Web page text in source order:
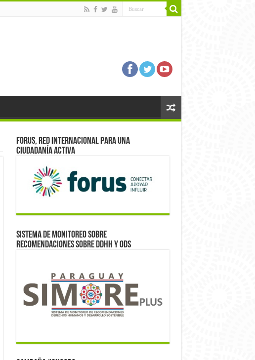
Forus, red internacional para una
ciudadanía activa
Sistema de monitoreo sobre
recomendaciones sobre DDHH y ODS